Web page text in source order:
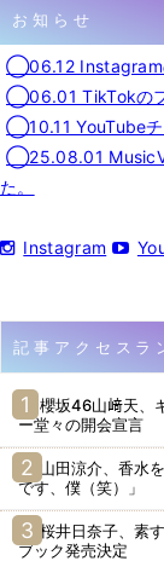
お知らせ
◯06.12 Instagram
◯06.01 TikTokのフ
◯10.11 YouTubeチ
◯25.08.01
た。
Instagram
記事アクセスラ
櫻坂46山﨑天、ギ
ー堂々の開会宣言
山田涼介、香水を
です、僕（笑）」
桜井日奈子、素す
ブック発売決定